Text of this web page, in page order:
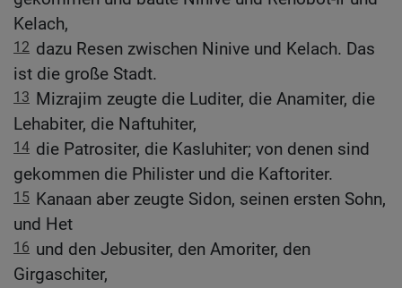
Kelach,
12 dazu Resen zwischen Ninive und Kelach. Das
ist die große Stadt.
13 Mizrajim zeugte die Luditer, die Anamiter, die
Lehabiter, die Naftuhiter,
14 die Patrositer, die Kasluhiter; von denen sind
gekommen die Philister und die Kaftoriter.
15 Kanaan aber zeugte Sidon, seinen ersten Sohn,
und Het
16 und den Jebusiter, den Amoriter, den
Girgaschiter,